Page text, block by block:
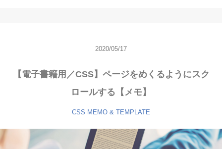
2020/05/17
【電子書籍用／CSS】ページをめくるようにスク
ロールする【メモ】
CSS MEMO & TEMPLATE